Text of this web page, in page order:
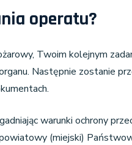
operatu?
Twoim kolejnym
Następnie zostanie
warunki ochrony
(miejski)